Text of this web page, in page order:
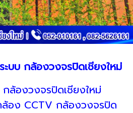
บบ กล้องวงจรปิดเชียงใหม่
ล้องวงจรปิดเชียงใหม่
ล้อง CCTV กล้องวงจรปิด